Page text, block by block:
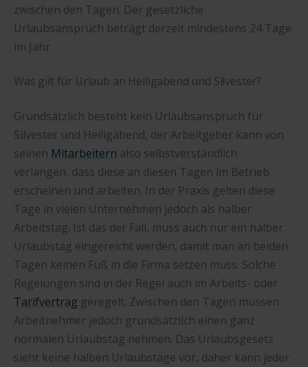
zwischen den Tagen. Der gesetzliche
Urlaubsanspruch beträgt derzeit mindestens 24 Tage
im Jahr.
Was gilt für Urlaub an Heiligabend und Silvester?
Grundsätzlich besteht kein Urlaubsanspruch für
Silvester und Heiligabend, der Arbeitgeber kann von
seinen Mitarbeitern also selbstverständlich
verlangen, dass diese an diesen Tagen im Betrieb
erscheinen und arbeiten. In der Praxis gelten diese
Tage in vielen Unternehmen jedoch als halber
Arbeitstag. Ist das der Fall, muss auch nur ein halber
Urlaubstag eingereicht werden, damit man an beiden
Tagen keinen Fuß in die Firma setzen muss. Solche
Regelungen sind in der Regel auch im Arbeits- oder
Tarifvertrag geregelt. Zwischen den Tagen müssen
Arbeitnehmer jedoch grundsätzlich einen ganz
normalen Urlaubstag nehmen. Das Urlaubsgesetz
sieht keine halben Urlaubstage vor, daher kann jeder